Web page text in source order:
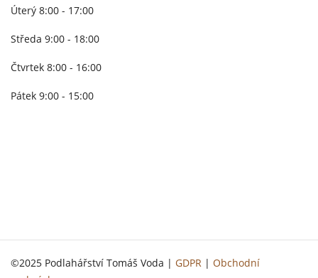
Úterý 8:00 - 17:00
Středa 9:00 - 18:00
Čtvrtek 8:00 - 16:00
Pátek 9:00 - 15:00
©2025 Podlahářství Tomáš Voda | GDPR | Obchodní